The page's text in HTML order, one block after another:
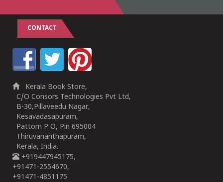
CONTACT
Kerala Book Store,
C/O Consors Technologies Pvt Ltd,
B-30,Pillaveedu Nagar,
Kesavadasapuram,
Pattom P O, Pin 695004
Thiruvananthapuram,
Kerala, India.
+919447945175,
+91471-2554670,
+91471-4851175